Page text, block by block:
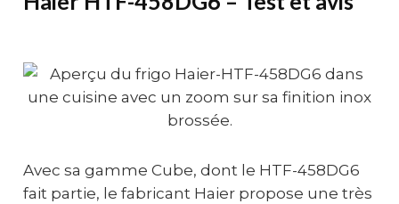
Avec sa gamme Cube, dont le HTF-458DG6
fait partie, le fabricant Haier propose une très